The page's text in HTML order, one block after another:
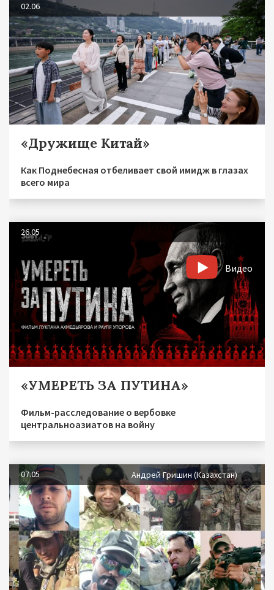
02.06
«Дружище Китай»
Как Поднебесная отбеливает свой имидж в глазах
всего мира
26.05
Видео
«УМЕРЕТЬ ЗА ПУТИНА»
Фильм-расследование о вербовке
центральноазиатов на войну
07.05 Андрей Гришин (Казахстан)